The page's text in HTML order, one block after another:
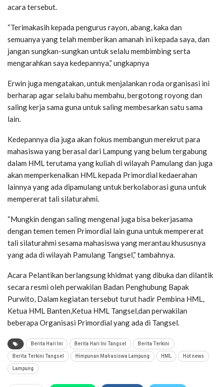
acara tersebut.
“Terimakasih kepada pengurus rayon, abang, kaka dan
semuanya yang telah memberikan amanah ini kepada saya, dan
jangan sungkan-sungkan untuk selalu membimbing serta
mengarahkan saya kedepannya,” ungkapnya
Erwin juga mengatakan, untuk menjalankan roda organisasi ini
berharap agar selalu bahu membahu, bergotong royong dan
saling kerja sama guna untuk saling membesarkan satu sama
lain.
Kedepannya dia juga akan fokus membangun merekrut para
mahasiswa yang berasal dari Lampung yang belum tergabung
dalam HML terutama yang kuliah di wilayah Pamulang dan juga
akan memperkenalkan HML kepada Primordial kedaerahan
lainnya yang ada dipamulang untuk berkolaborasi guna untuk
mempererat tali silaturahmi.
“Mungkin dengan saling mengenal juga bisa bekerjasama
dengan temen temen Primordial lain guna untuk mempererat
tali silaturahmi sesama mahasiswa yang merantau khususnya
yang ada di wilayah Pamulang Tangsel,” tambahnya.
Acara Pelantikan berlangsung khidmat yang dibuka dan dilantik
secara resmi oleh perwakilan Badan Penghubung Bapak
Purwito, Dalam kegiatan tersebut turut hadir Pembina HML,
Ketua HML Banten,Ketua HML Tangsel,dan perwakilan
beberapa Organisasi Primordial yang ada di Tangsel.
Berita Hari Ini Berita Hari Ini Tangsel Berita Terkini
Berita Terkini Tangsel Himpunan Mahasiswa Lampung HML Hot news
Lampung